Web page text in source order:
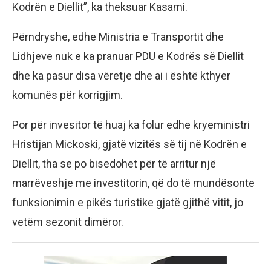
Kodrën e Diellit”, ka theksuar Kasami.
Përndryshe, edhe Ministria e Transportit dhe
Lidhjeve nuk e ka pranuar PDU e Kodrës së Diellit
dhe ka pasur disa vëretje dhe ai i është kthyer
komunës për korrigjim.
Por për invesitor të huaj ka folur edhe kryeministri
Hristijan Mickoski, gjatë vizitës së tij në Kodrën e
Diellit, tha se po bisedohet për të arritur një
marrëveshje me investitorin, që do të mundësonte
funksionimin e pikës turistike gjatë gjithë vitit, jo
vetëm sezonit dimëror.